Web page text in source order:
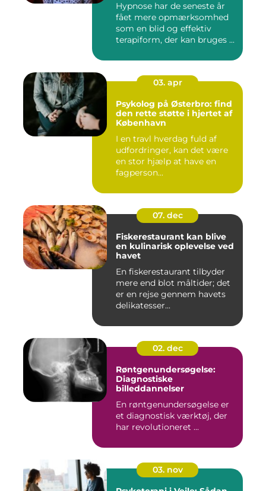
Hypnose har de seneste år
fået mere opmærksomhed
som en blid og effektiv
terapiform, der kan bruges ...
03. apr
Psykolog på Østerbro: find
den rette støtte i hjertet af
København
I en travl hverdag fuld af
udfordringer, kan det være
en stor hjælp at have en
fagperson...
07. dec
Fiskerestaurant kan blive
en kulinarisk oplevelse ved
havet
En fiskerestaurant tilbyder
mere end blot måltider; det
er en rejse gennem havets
delikatesser...
02. dec
Røntgenundersøgelse:
Diagnostiske
billeddannelser
En røntgenundersøgelse er
et diagnostisk værktøj, der
har revolutioneret ...
03. nov